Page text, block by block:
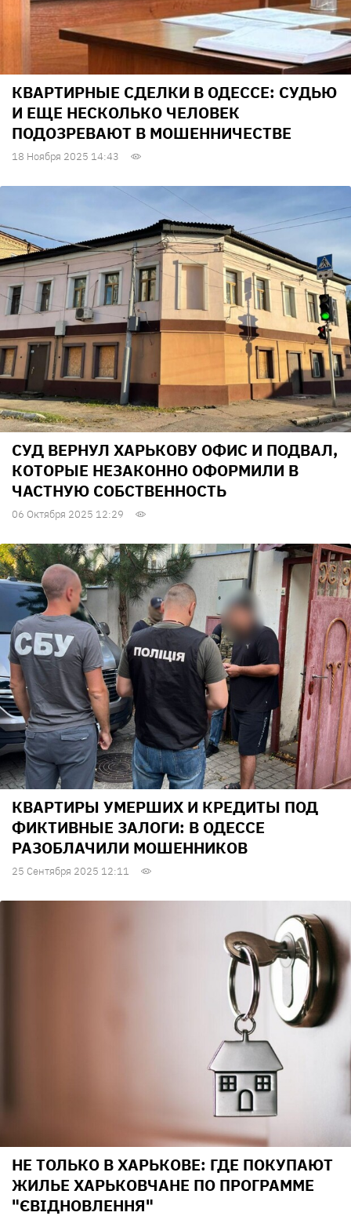
КВАРТИРНЫЕ СДЕЛКИ В ОДЕССЕ: СУДЬЮ
И ЕЩЕ НЕСКОЛЬКО ЧЕЛОВЕК
ПОДОЗРЕВАЮТ В МОШЕННИЧЕСТВЕ
18 Ноября 2025 14:43
СУД ВЕРНУЛ ХАРЬКОВУ ОФИС И ПОДВАЛ,
КОТОРЫЕ НЕЗАКОННО ОФОРМИЛИ В
ЧАСТНУЮ СОБСТВЕННОСТЬ
06 Октября 2025 12:29
КВАРТИРЫ УМЕРШИХ И КРЕДИТЫ ПОД
ФИКТИВНЫЕ ЗАЛОГИ: В ОДЕССЕ
РАЗОБЛАЧИЛИ МОШЕННИКОВ
25 Сентября 2025 12:11
НЕ ТОЛЬКО В ХАРЬКОВЕ: ГДЕ ПОКУПАЮТ
ЖИЛЬЕ ХАРЬКОВЧАНЕ ПО ПРОГРАММЕ
"ЄВІДНОВЛЕННЯ"